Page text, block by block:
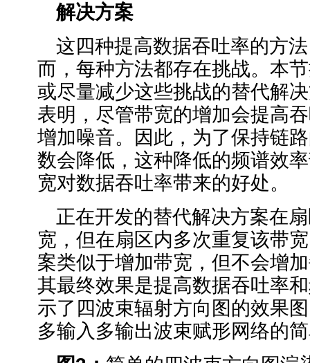
解决方案
这四种提高数据吞吐率的方
而，每种方法都存在挑战。本
或尽量减少这些挑战的替代解
表明，尽管带宽的增加会提高
增加噪音。因此，为了保持链
数会降低，这种降低的频谱效
宽对数据吞吐率带来的好处。
正在开发的替代解决方案在
宽，但在扇区内多次重复该带
案类似于增加带宽，但不会增
其最终效果是提高数据吞吐率
示了四波束辐射方向图的效果
多输入多输出波束赋形网络的